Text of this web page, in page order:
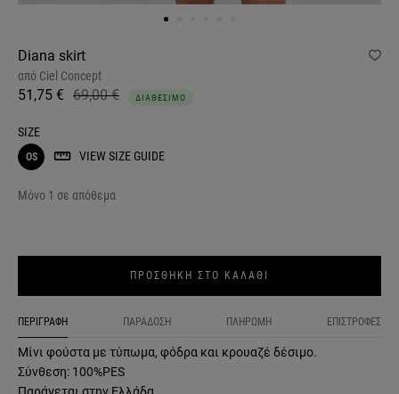
Diana skirt
από Ciel Concept
51,75 € 69,00 € ΔΙΑΘΕΣΙΜΟ
SIZE
OS VIEW SIZE GUIDE
Μόνο 1 σε απόθεμα
ΠΡΟΣΘΗΚΗ ΣΤΟ ΚΑΛΑΘΙ
ΠΕΡΙΓΡΑΦΗ ΠΑΡΑΔΟΣΗ ΠΛΗΡΩΜΗ ΕΠΙΣΤΡΟΦΕΣ
Μίνι φούστα με τύπωμα, φόδρα και κρουαζέ δέσιμο.
Σύνθεση: 100%PES